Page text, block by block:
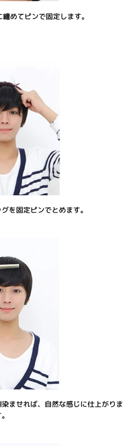
めてピンで固定します。
を固定ピンでとめます。
ませれば、自然な感じに仕上がりま